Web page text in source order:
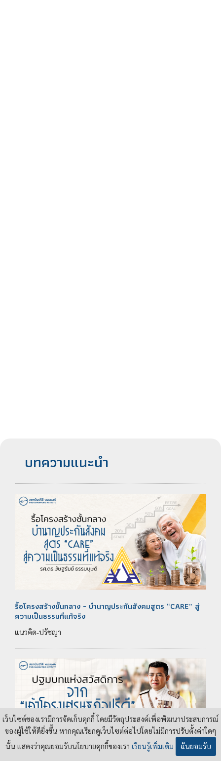
บทความแนะนำ
รื้อโครงสร้างชั้นกลาง - บำนาญประกันสังคมสูตร “CARE” สู่
ความเป็นธรรมที่แท้จริง
แนวคิด-ปรัชญา
เว็บไซต์ของเรามีการจัดเก็บคุกกี้ โดยมีวัตถุประสงค์เพื่อพัฒนาประสบการณ์
ของผู้ใช้ให้ดียิ่งขึ้น หากคุณเรียกดูเว็บไซต์ต่อไปโดยไม่มีการปรับตั้งค่าใดๆ
นั้น แสดงว่าคุณยอมรับนโยบายคุกกี้ของเรา เรียนรู้เพิ่มเติม ฉันยอมรับ